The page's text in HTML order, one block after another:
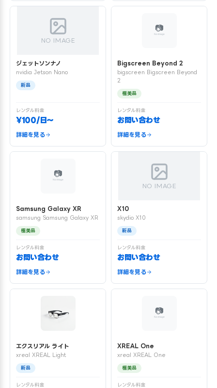
NO IMAGE
ジェットソンナノ
nvidia Jetson Nano
新品
レンタル料金
¥100/日〜
詳細を見る
Bigscreen Beyond 2
bigscreen Bigscreen Beyond
2
極美品
レンタル料金
お問い合わせ
詳細を見る
Samsung Galaxy XR
samsung Samsung Galaxy XR
極美品
レンタル料金
お問い合わせ
詳細を見る
NO IMAGE
X10
skydio X10
新品
レンタル料金
お問い合わせ
詳細を見る
エクスリアル ライト
xreal XREAL Light
新品
レンタル料金
XREAL One
xreal XREAL One
極美品
レンタル料金